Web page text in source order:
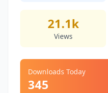
21.1k
Views
Downloads Today
345